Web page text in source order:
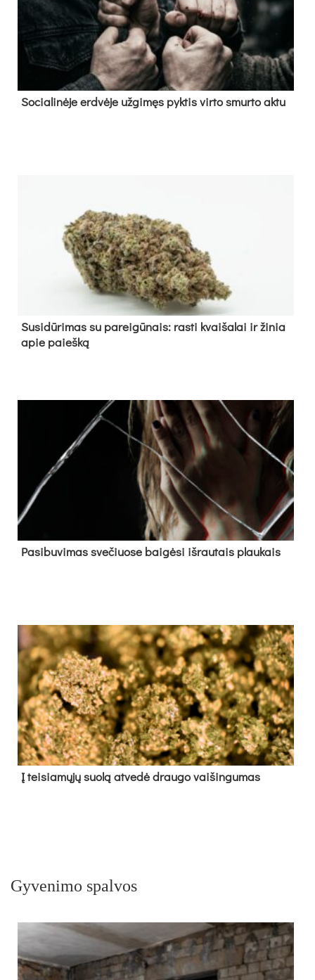
So­cia­li­nė­je erd­vė­je už­gi­męs pyk­tis vir­to smur­to ak­tu
Su­si­dū­ri­mas su pa­rei­gū­nais: ras­ti kvai­ša­lai ir ži­nia
apie paieš­ką
Pa­si­bu­vi­mas sve­čiuo­se bai­gė­si iš­rau­tais plau­kais
Į tei­sia­mų­jų suo­lą at­ve­dė drau­go vai­šin­gu­mas
Gyvenimo spalvos